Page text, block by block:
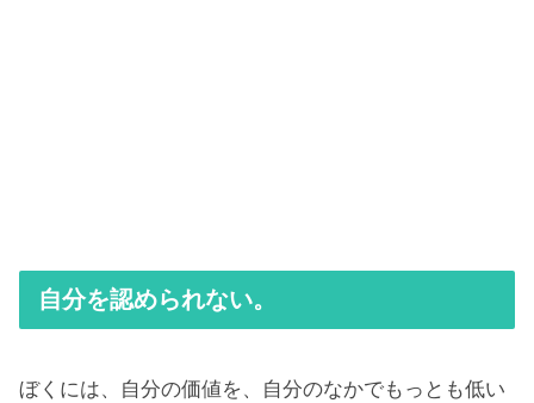
自分を認められない。
ぼくには、自分の価値を、自分のなかでもっとも低い